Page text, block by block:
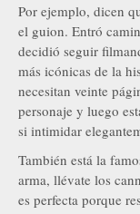
Por ejemplo, dicen
el guion. Entró
decidió seguir
más icónicas de la
necesitan veinte
personaje y luego
si intimidar
También está la
arma, llévate los
es perfecta porque